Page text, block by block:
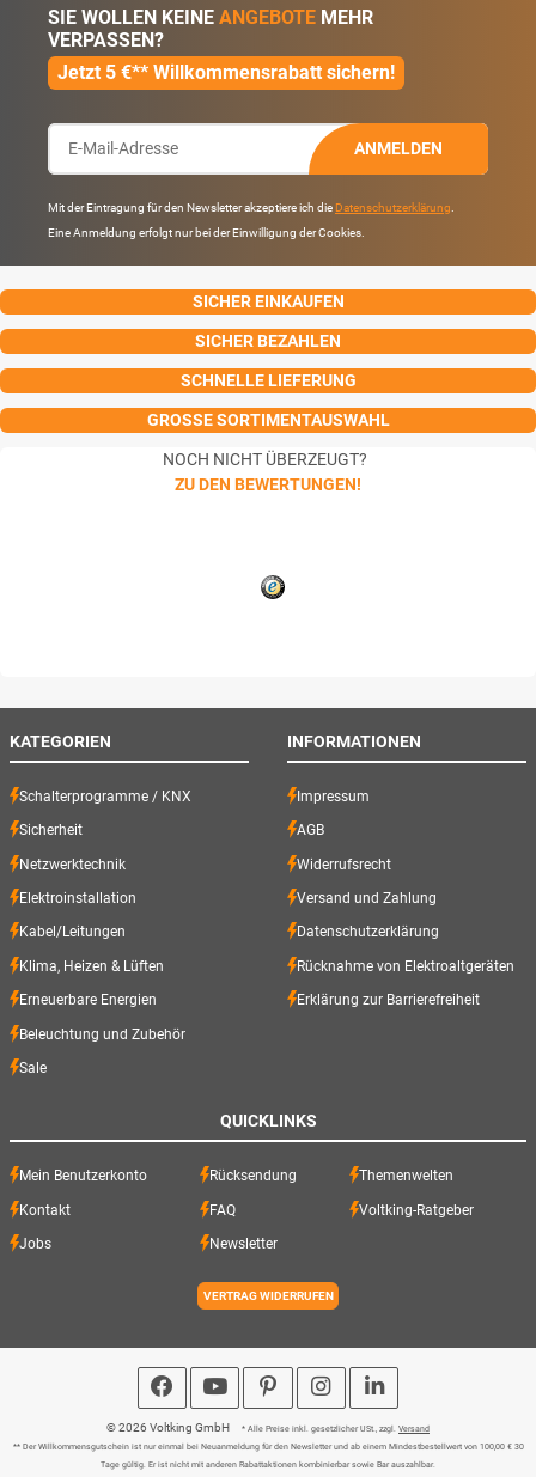
SIE WOLLEN KEINE ANGEBOTE MEHR
VERPASSEN?
Jetzt 5 €** Willkommensrabatt sichern!
ANMELDEN
Mit der Eintragung für den Newsletter akzeptiere ich die Datenschutzerklärung
Eine Anmeldung erfolgt nur bei der Einwilligung der Cookies.
SICHER EINKAUFEN
SICHER BEZAHLEN
SCHNELLE LIEFERUNG
GROSSE SORTIMENTAUSWAHL
NOCH NICHT ÜBERZEUGT?
ZU DEN BEWERTUNGEN!
KATEGORIEN
Schalterprogramme / KNX
Sicherheit
Netzwerktechnik
Elektroinstallation
Kabel/Leitungen
Klima, Heizen & Lüften
Erneuerbare Energien
Beleuchtung und Zubehör
Sale
INFORMATIONEN
Impressum
AGB
Widerrufsrecht
Versand und Zahlung
Datenschutzerklärung
Rücknahme von Elektroaltgeräten
Erklärung zur Barrierefreiheit
QUICKLINKS
Mein Benutzerkonto Rücksendung Themenwelten
Kontakt FAQ Voltking-Ratgeber
Jobs Newsletter
VERTRAG WIDERRUFEN
© 2026 Voltking GmbH * Alle Preise inkl. gesetzlicher USt., zzgl. Versand
** Der Willkommensgutschein ist nur einmal bei Neuanmeldung für den Newsletter und ab einem Mindestbestellwert von 100,00 € 30
Tage gültig. Er ist nicht mit anderen Rabattaktionen kombinierbar sowie Bar auszahlbar.